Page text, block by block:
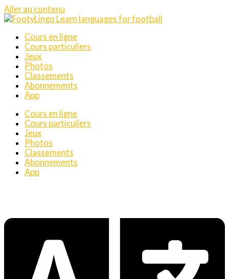
Aller au contenu
Cours en ligne
Cours particuliers
Jeux
Photos
Classements
Abonnements
App
Cours en ligne
Cours particuliers
Jeux
Photos
Classements
Abonnements
App